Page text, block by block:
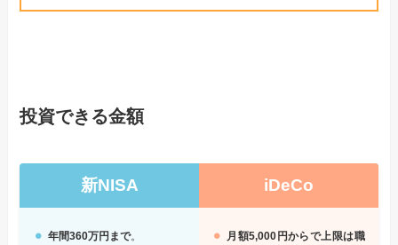
投資できる金額
新NISA iDeCo
年間360万円まで。
月額5,000円からで上限は職